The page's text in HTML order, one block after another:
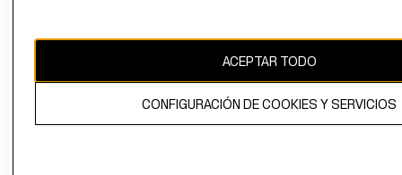
El contenido de esta página web está protegido por copyright y es
ACEPTAR TODO
CONFIGURACIÓN DE COOKIES Y SERVICIOS